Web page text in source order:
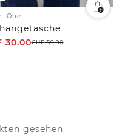
One
30.00CHF59.90
gesehen